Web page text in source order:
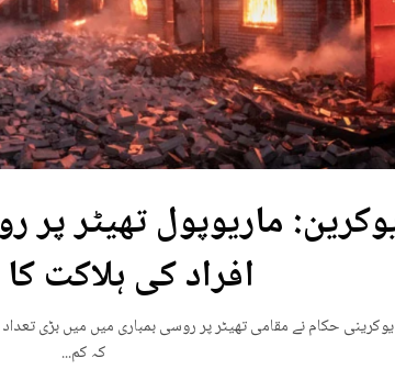
افراد کی ہلاکت
یوکرینی حکام نے مقامی تھیٹر پر روسی بمباری میں میں بڑی
کہ کم...